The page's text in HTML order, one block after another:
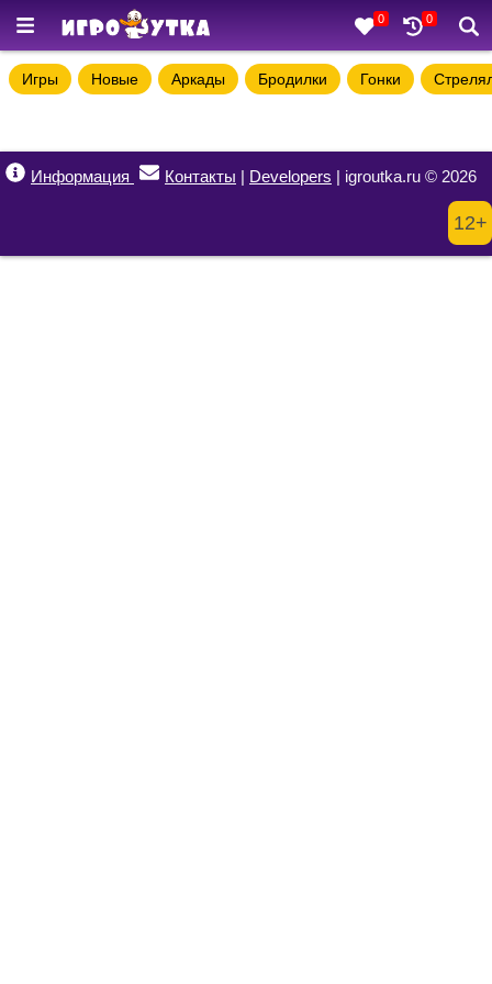
0 0
Игры Новые Аркады Бродилки Гонки
Информация Контакты | Developers | igroutka.ru © 2026
12+